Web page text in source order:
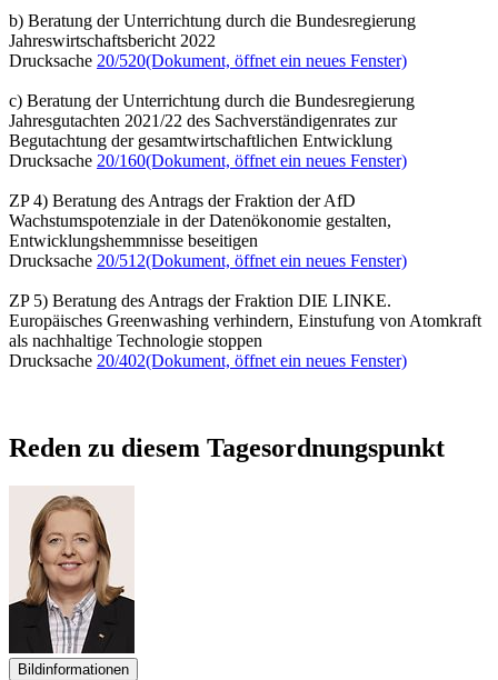
b) Beratung der Unterrichtung durch die Bundesregierung
Jahreswirtschaftsbericht 2022
Drucksache 20/520(Dokument, öffnet ein neues Fenster)
c) Beratung der Unterrichtung durch die Bundesregierung
Jahresgutachten 2021/22 des Sachverständigenrates zur
Begutachtung der gesamtwirtschaftlichen Entwicklung
Drucksache 20/160(Dokument, öffnet ein neues Fenster)
ZP 4) Beratung des Antrags der Fraktion der AfD
Wachstumspotenziale in der Datenökonomie gestalten,
Entwicklungshemmnisse beseitigen
Drucksache 20/512(Dokument, öffnet ein neues Fenster)
ZP 5) Beratung des Antrags der Fraktion DIE LINKE.
Europäisches Greenwashing verhindern, Einstufung von Atomkraft
als nachhaltige Technologie stoppen
Drucksache 20/402(Dokument, öffnet ein neues Fenster)
Reden zu diesem Tagesordnungspunkt
Bildinformationen